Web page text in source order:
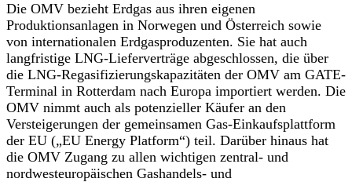
Die OMV bezieht Erdgas aus ihren eigenen
Produktionsanlagen in Norwegen und Österreich sowie
von internationalen Erdgasproduzenten. Sie hat auch
langfristige LNG-Lieferverträge abgeschlossen, die über
die LNG-Regasifizierungskapazitäten der OMV am GATE-
Terminal in Rotterdam nach Europa importiert werden. Die
OMV nimmt auch als potenzieller Käufer an den
Versteigerungen der gemeinsamen Gas-Einkaufsplattform
der EU („EU Energy Platform“) teil. Darüber hinaus hat
die OMV Zugang zu allen wichtigen zentral- und
nordwesteuropäischen Gashandels- und